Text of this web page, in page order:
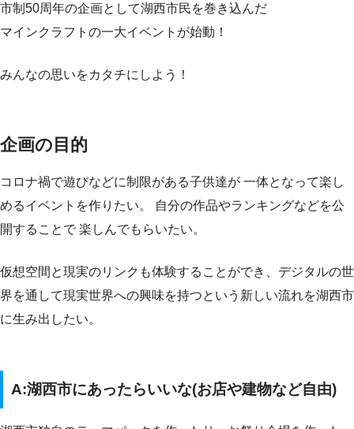
市制50周年の企画として湖西市民を巻き込んだ
マインクラフトの一大イベントが始動！
みんなの思いをカタチにしよう！
企画の目的
コロナ禍で遊びなどに制限がある子供達が 一体となって楽し
めるイベントを作りたい。 自分の作品やランキングなどを公
開することで 楽しんでもらいたい。
仮想空間と現実のリンクも体験することができ、デジタルの世
界を通して現実世界への興味を持つという新しい流れを湖西市
に生み出したい。
A:湖西市にあったらいいな(お店や建物など自由)